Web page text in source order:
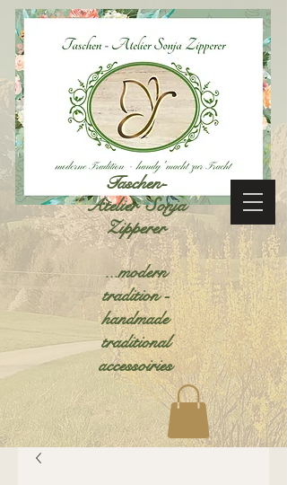
Taschen-
Atelier Sonja
Zipperer
...modern
tradition -
handmade
traditional
accessoiries